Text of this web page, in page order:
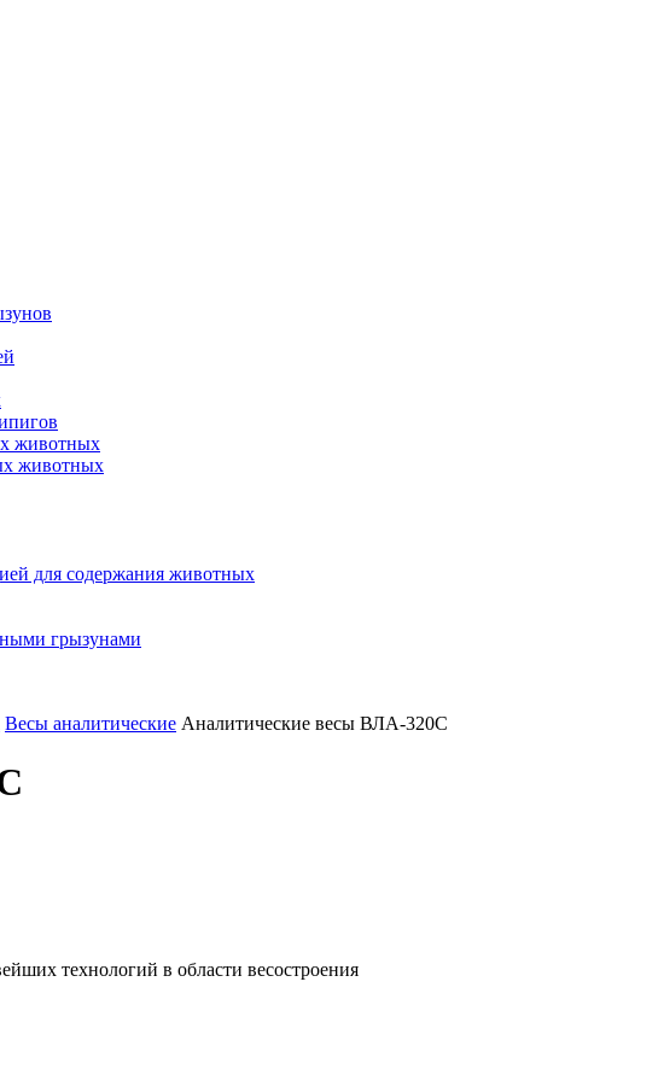
животных
животных
для содержания животных
грызунами
Весы аналитические Аналитические весы ВЛА-320C
технологий в области весостроения